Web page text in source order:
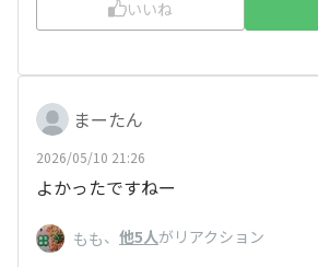
いいね
まーたん
2026/05/10 21:26
よかったですねー
もも、 他5人がリアクション